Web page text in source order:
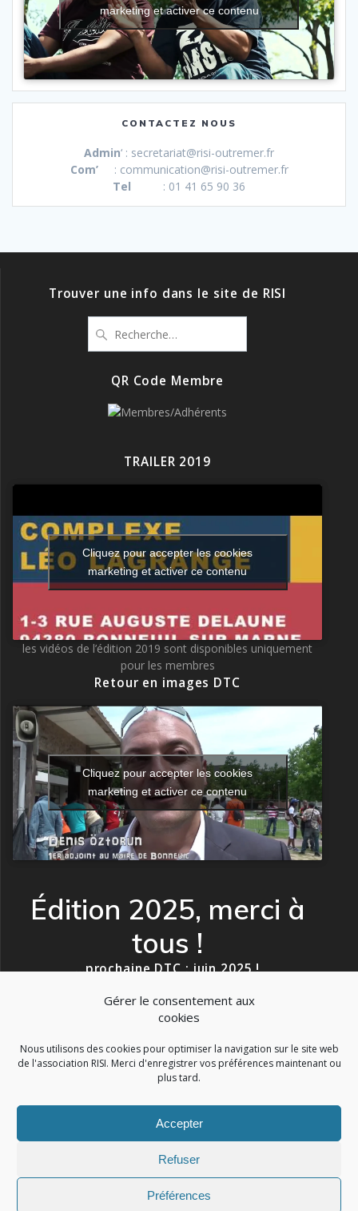
Gérer le consentement aux
cookies
Nous utilisons des cookies pour optimiser la navigation sur le site web
de l'association RISI. Merci d'enregistrer vos préférences maintenant ou
plus tard.
Accepter
Refuser
Préférences
marketing et activer ce contenu
CONTACTEZ NOUS
Admin‘ : secretariat@risi-outremer.fr
Com’
: communication@risi-outremer.fr
Tel : 01 41 65 90 36
Trouver une info dans le site de RISI
pour
QR Code Membre
TRAILER 2019
Cliquez pour accepter les cookies
marketing et activer ce contenu
les vidéos de l’édition 2019 sont disponibles uniquement
pour les membres
Retour en images DTC
Cliquez pour accepter les cookies
marketing et activer ce contenu
Édition 2025, merci à
tous !
…prochaine DTC : juin 2025 !
RISI
© 2026 RISI. Construit avec WordPress et le